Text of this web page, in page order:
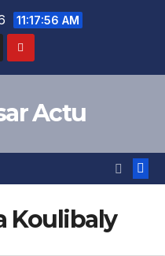
11:17:56 AM
Actu
Koulibaly